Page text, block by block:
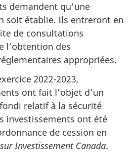
demandent qu’une
soit établie. Ils entreront en
de consultations
l’obtention des
appropriées.
2022-2023,
ont fait l’objet d’un
relatif à la sécurité
investissements ont été
de cession en
Investissement Canada.